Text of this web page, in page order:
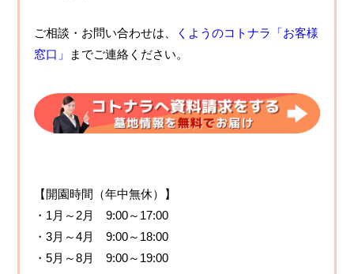
ご相談・お問い合わせは、
くようのコトナラ「お客様
窓口」
までご連絡ください。
【開園時間（年中無休）】
・1月～2月 9:00～17:00
・3月～4月 9:00～18:00
・5月～8月 9:00～19:00